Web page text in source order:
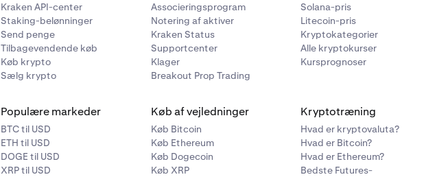
Kraken API-center
Staking-belønninger
Send penge
Tilbagevendende køb
Køb krypto
Sælg krypto
Associeringsprogram
Notering af aktiver
Kraken Status
Supportcenter
Klager
Breakout Prop Trading
Solana-pris
Litecoin-pris
Kryptokategorier
Alle kryptokurser
Kursprognoser
Populære markeder
BTC til USD
ETH til USD
DOGE til USD
XRP til USD
Køb af vejledninger
Køb Bitcoin
Køb Ethereum
Køb Dogecoin
Køb XRP
Kryptotræning
Hvad er kryptovaluta?
Hvad er Bitcoin?
Hvad er Ethereum?
Bedste Futures-